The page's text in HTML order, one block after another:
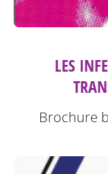
LES
Brochure